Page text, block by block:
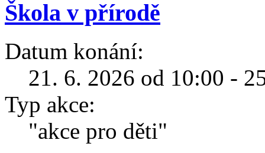
Škola v přírodě
Datum konání:
21. 6. 2026 od 10:00 -
Typ akce:
"akce pro děti"